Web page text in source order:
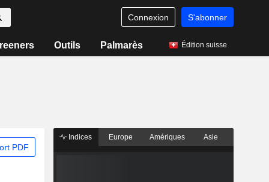
Connexion S'abonner
Outils Palmarès Édition suisse
PDF
Indices Europe Amériques Asie